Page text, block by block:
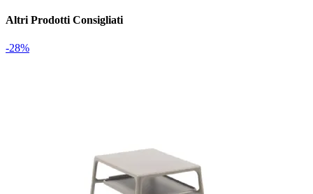
Altri Prodotti Consigliati
-28%